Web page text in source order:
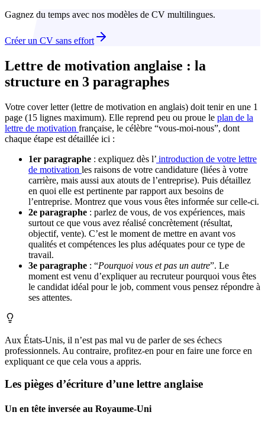
Gagnez du temps avec nos modèles de CV multilingues.
Créer un CV sans effort
Lettre de motivation anglaise : la
structure en 3 paragraphes
Votre cover letter (lettre de motivation en anglais) doit tenir en une 1
page (15 lignes maximum). Elle reprend peu ou proue le plan de la
lettre de motivation française, le célèbre “vous-moi-nous”, dont
chaque étape est détaillée ici :
1er paragraphe : expliquez dès l’ introduction de votre lettre
de motivation les raisons de votre candidature (liées à votre
carrière, mais aussi aux atouts de l’entreprise). Puis détaillez
en quoi elle est pertinente par rapport aux besoins de
l’entreprise. Montrez que vous vous êtes informée sur celle-ci.
2e paragraphe : parlez de vous, de vos expériences, mais
surtout ce que vous avez réalisé concrètement (résultat,
objectif, vente). C’est le moment de mettre en avant vos
qualités et compétences les plus adéquates pour ce type de
travail.
3e paragraphe : “Pourquoi vous et pas un autre”. Le
moment est venu d’expliquer au recruteur pourquoi vous êtes
le candidat idéal pour le job, comment vous pensez répondre à
ses attentes.
Aux États-Unis, il n’est pas mal vu de parler de ses échecs
professionnels. Au contraire, profitez-en pour en faire une force en
expliquant ce que cela vous a appris.
Les pièges d’écriture d’une lettre anglaise
Un en tête inversée au Royaume-Uni